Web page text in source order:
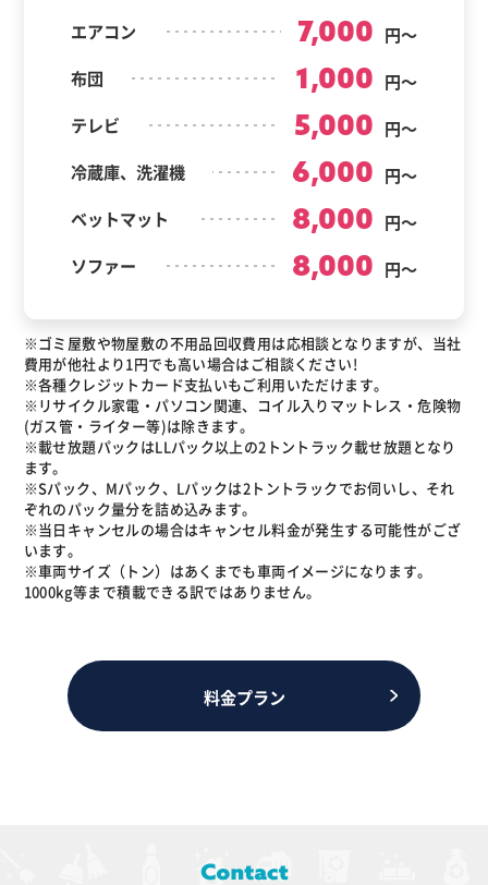
エアコン 7,000 円～
布団
1,000 円～
テレビ
5,000 円～
冷蔵庫、洗濯機
6,000 円～
ベットマット
8,000 円～
ソファー
8,000 円～
※ゴミ屋敷や物屋敷の不用品回収費用は応相談となりますが、当社
費用が他社より1円でも高い場合はご相談ください!
※各種クレジットカード支払いもご利用いただけます。
※リサイクル家電・パソコン関連、コイル入りマットレス・危険物
(ガス管・ライター等)は除きます。
※載せ放題パックはLLパック以上の2トントラック載せ放題となり
ます。
※Sパック、Mパック、Lパックは2トントラックでお伺いし、それ
ぞれのパック量分を詰め込みます。
※当日キャンセルの場合はキャンセル料金が発生する可能性がござ
います。
※車両サイズ（トン）はあくまでも車両イメージになります。
1000kg等まで積載できる訳ではありません。
料金プラン